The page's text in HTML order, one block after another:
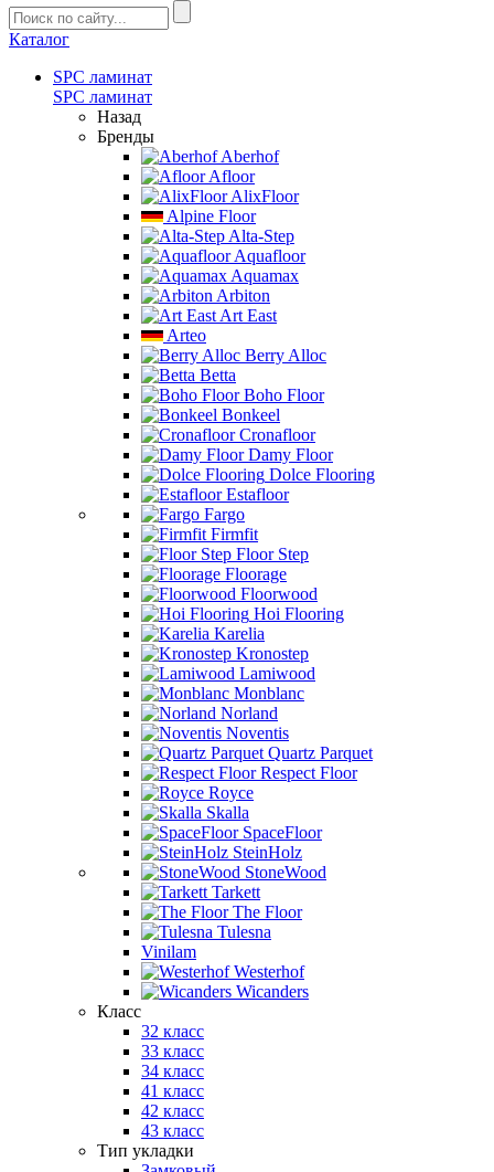
Каталог
SPC ламинат
SPC ламинат
Назад
Бренды
Aberhof
Afloor
AlixFloor
Alpine Floor
Alta-Step
Aquafloor
Aquamax
Arbiton
Art East
Arteo
Berry Alloc
Betta
Boho Floor
Bonkeel
Cronafloor
Damy Floor
Dolce Flooring
Estafloor
Fargo
Firmfit
Floor Step
Floorage
Floorwood
Hoi Flooring
Karelia
Kronostep
Lamiwood
Monblanc
Norland
Noventis
Quartz Parquet
Respect Floor
Royce
Skalla
SpaceFloor
SteinHolz
StoneWood
Tarkett
The Floor
Tulesna
Vinilam
Westerhof
Wicanders
Класс
32 класс
33 класс
34 класс
41 класс
42 класс
43 класс
Тип укладки